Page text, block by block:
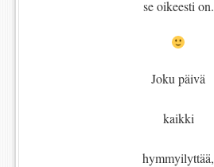
se oikeesti on.
Joku päivä
kaikki
hymmyilyttää,